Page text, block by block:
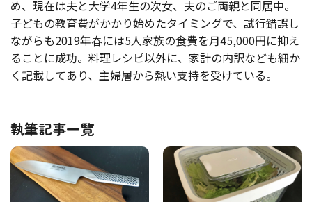
め、現在は夫と大学4年生の次女、夫のご両親と同居中。
子どもの教育費がかかり始めたタイミングで、試行錯誤し
ながらも2019年春には5人家族の食費を月45,000円に抑え
ることに成功。料理レシピ以外に、家計の内訳なども細か
く記載してあり、主婦層から熱い支持を受けている。
執筆記事一覧